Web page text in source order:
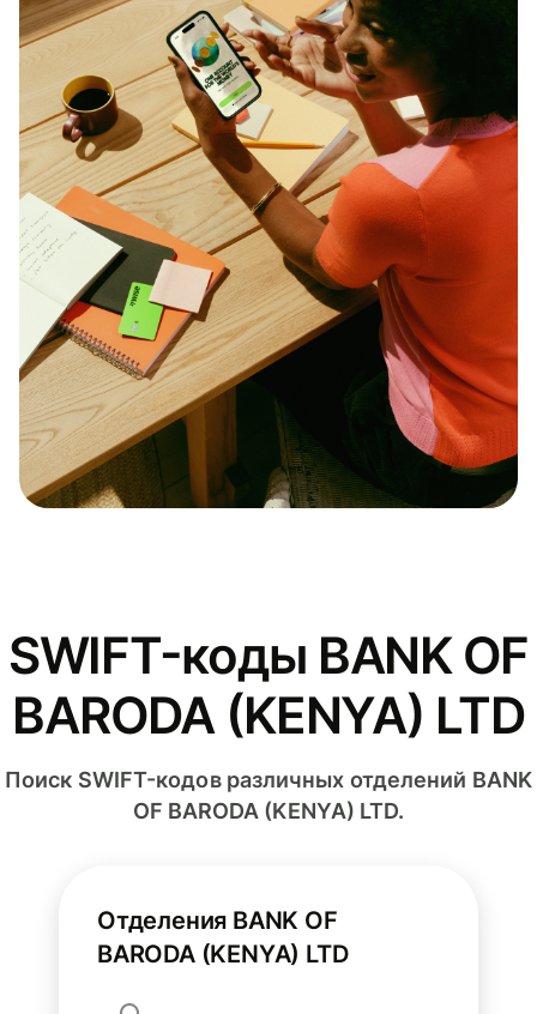
SWIFT-коды BANK OF
BARODA (KENYA) LTD
Поиск SWIFT-кодов различных отделений BANK
OF BARODA (KENYA) LTD.
Отделения BANK OF
BARODA (KENYA) LTD